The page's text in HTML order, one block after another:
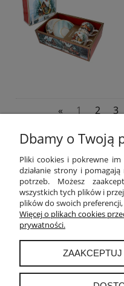
« 1 2 3
Dbamy o Twoją
Pliki cookies i pokrewne
działanie strony i
potrzeb. Możesz
wszystkich tych plików i
plików do swoich
Więcej o plikach cookies
prywatności.